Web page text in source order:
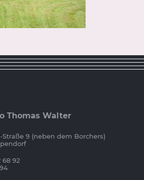
Thomas Walter
9 (neben dem Borchers)
68 92